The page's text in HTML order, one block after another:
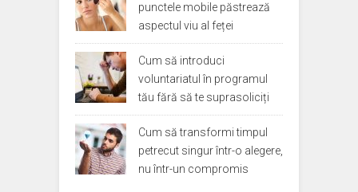
punctele mobile păstrează
aspectul viu al feței
Cum să introduci
voluntariatul în programul
tău fără să te suprasoliciți
Cum să transformi timpul
petrecut singur într-o alegere,
nu într-un compromis